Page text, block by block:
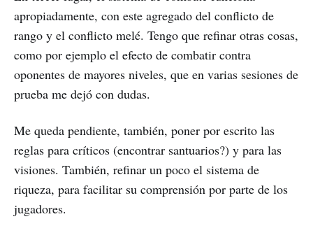
apropiadamente, con este agregado del conflicto de
rango y el conflicto melé. Tengo que refinar otras cosas,
como por ejemplo el efecto de combatir contra
oponentes de mayores niveles, que en varias sesiones de
prueba me dejó con dudas.
Me queda pendiente, también, poner por escrito las
reglas para críticos (encontrar santuarios?) y para las
visiones. También, refinar un poco el sistema de
riqueza, para facilitar su comprensión por parte de los
jugadores.